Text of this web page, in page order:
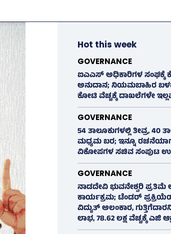
Hot this week
GOVERNANCE
ಐಎಎಸ್‌ ಅಧಿಕಾರಿಗಳ
ಅನುದಾನ; ನಿಯಮಬಾಹಿರ
ಕೋಟಿ ವೆಚ್ಚಕ್ಕೆ ದಾಖಲೆಗಳೇ
GOVERNANCE
54 ತಾಲೂಕುಗಳಲ್ಲಿ ತೀವ್ರ, 40
ಮಧ್ಯಮ ಬರ; ಇನ್ನೂ
ವಿಕೋಪಗಳ ಸಚಿವ ಸಂಪುಟ
GOVERNANCE
ನಾಡದೇವಿ ಭುವನೇಶ್ವರಿ
ಕಾರ್ಯಕ್ರಮ; ಟೆಂಡರ್
ವಿದ್ಯುತ್‌ ಅಲಂಕಾರ,
ಲಾಭ, 78.62 ಲಕ್ಷ ವೆಚ್ಚಕ್ಕೆ ಎಜಿ